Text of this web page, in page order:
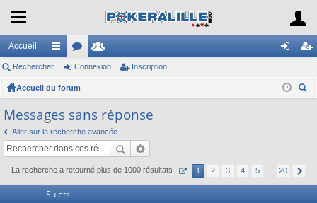
Accueil
ac
co
ci
s
or
u
s
e
es
ne cri
Rechercher Connexion Inscription
Accueil du forum
Messages sans réponse
Aller sur la recherche avancée
La recherche a retourné plus de 1000 résultats 1 2 3 4 5 20
Sujets